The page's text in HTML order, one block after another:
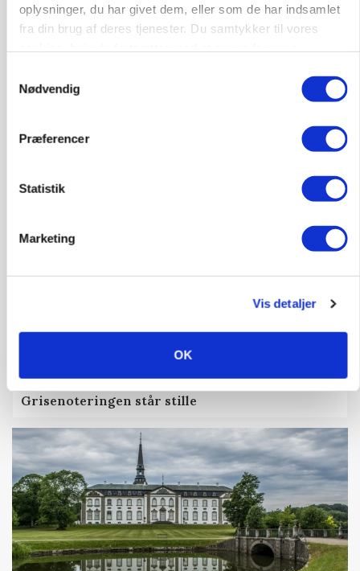
oplysninger, du har givet dem, eller som de har indsamlet
fra din brug af deres tjenester. Du samtykker til vores
Nødvendig
Præferencer
Statistik
Marketing
Vis detaljer
OK
GRISE
Danish Crown slår igen i noteringsstrid: Tysk
Grisenoteringen står stille